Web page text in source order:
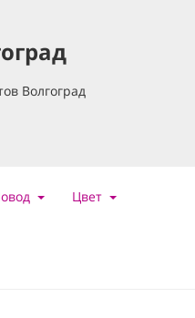
Волгоград
Цвет